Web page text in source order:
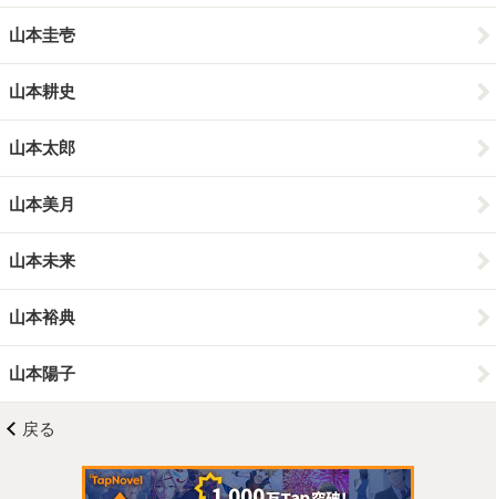
山本圭壱
山本耕史
山本太郎
山本美月
山本未来
山本裕典
山本陽子
戻る